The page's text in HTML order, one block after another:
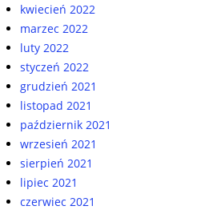
kwiecień 2022
marzec 2022
luty 2022
styczeń 2022
grudzień 2021
listopad 2021
październik 2021
wrzesień 2021
sierpień 2021
lipiec 2021
czerwiec 2021